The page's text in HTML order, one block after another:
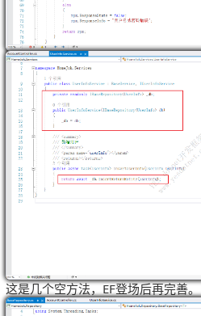
这是几个空方法，EF登场后再完善。